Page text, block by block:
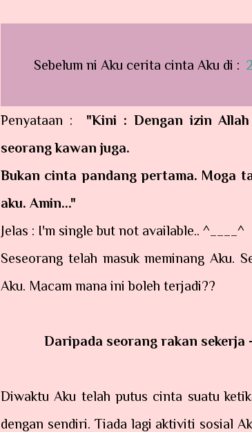
Sebelum ni Aku cerita cinta Aku di :
Penyataan :
"Kini : Dengan izin
seorang kawan juga.
Bukan cinta pandang pertama. Moga
aku. Amin..."
Jelas : I'm single but not available.. ^____^
Seseorang telah masuk meminang Aku.
Aku. Macam mana ini boleh terjadi??
Daripada seorang rakan
Diwaktu Aku telah putus cinta suatu
dengan sendiri. Tiada lagi aktiviti sosial